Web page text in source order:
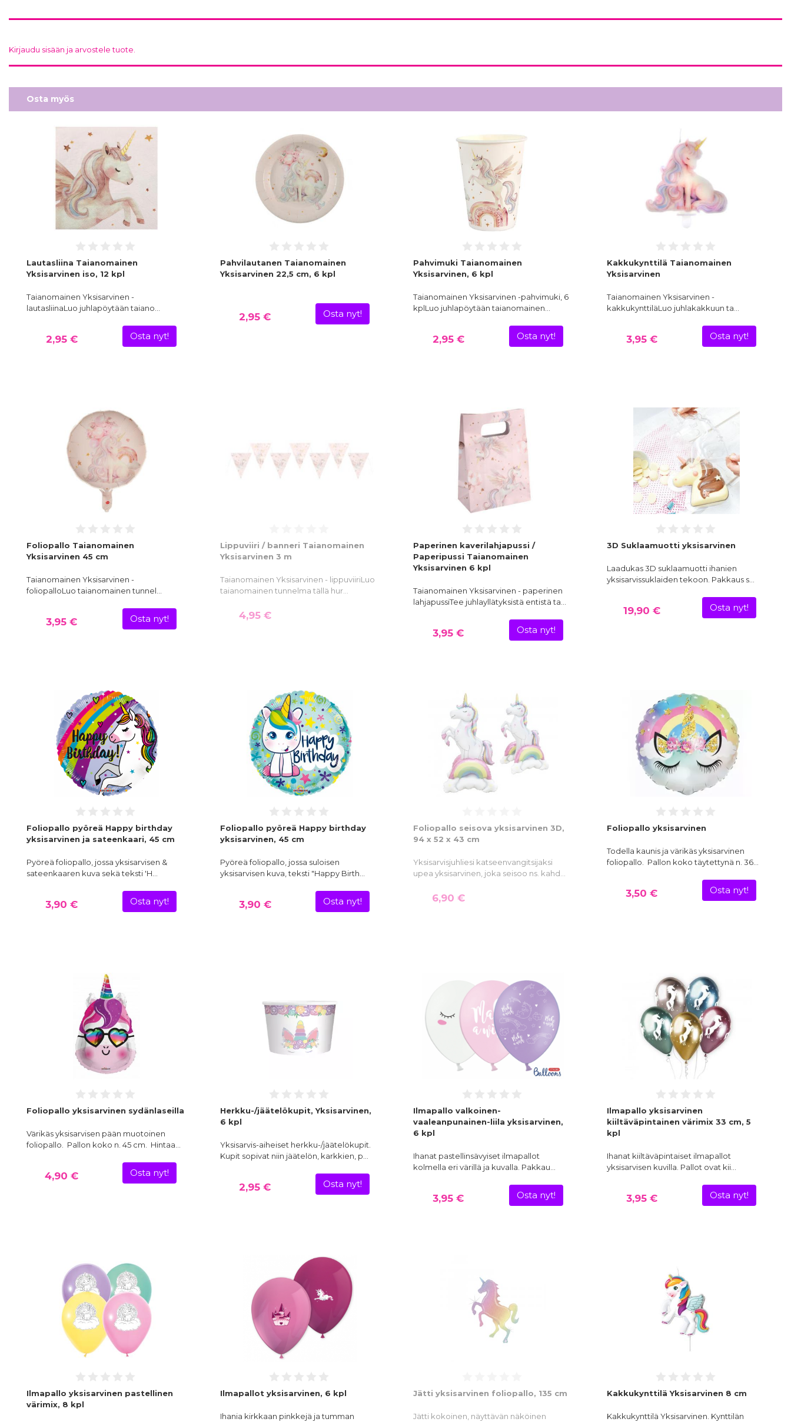
Kirjaudu sisään ja arvostele tuote.
Osta myös
Lautasliina Taianomainen
Yksisarvinen iso, 12 kpl
Taianomainen Yksisarvinen -
lautasliinaLuo juhlapöytään taiano…
2,95 € Osta nyt!
Pahvilautanen Taianomainen
Yksisarvinen 22,5 cm, 6 kpl
2,95 € Osta nyt!
Pahvimuki Taianomainen
Yksisarvinen, 6 kpl
Taianomainen Yksisarvinen -pahvimuki, 6
kplLuo juhlapöytään taianomainen…
2,95 € Osta nyt!
Kakkukynttilä Taianomainen
Yksisarvinen
Taianomainen Yksisarvinen -
kakkukynttiläLuo juhlakakkuun ta…
3,95 € Osta nyt!
Foliopallo Taianomainen
Yksisarvinen 45 cm
Taianomainen Yksisarvinen -
foliopalloLuo taianomainen tunnel…
3,95 € Osta nyt!
Lippuviiri / banneri Taianomainen
Yksisarvinen 3 m
Taianomainen Yksisarvinen - lippuviiriLuo
taianomainen tunnelma tällä hur…
4,95 €
Paperinen kaverilahjapussi /
Paperipussi Taianomainen
Yksisarvinen 6 kpl
Taianomainen Yksisarvinen - paperinen
lahjapussiTee juhlayllätyksistä entistä ta…
3,95 € Osta nyt!
3D Suklaamuotti yksisarvinen
Laadukas 3D suklaamuotti ihanien
yksisarvissuklaiden tekoon. Pakkaus s…
19,90 € Osta nyt!
Foliopallo pyöreä Happy birthday
yksisarvinen ja sateenkaari, 45 cm
Pyöreä foliopallo, jossa yksisarvisen &
sateenkaaren kuva sekä teksti 'H…
3,90 € Osta nyt!
Foliopallo pyöreä Happy birthday
yksisarvinen, 45 cm
Pyöreä foliopallo, jossa suloisen
yksisarvisen kuva, teksti "Happy Birth…
3,90 € Osta nyt!
Foliopallo seisova yksisarvinen 3D,
94 x 52 x 43 cm
Yksisarvisjuhliesi katseenvangitsijaksi
upea yksisarvinen, joka seisoo ns. kahd…
6,90 €
Foliopallo yksisarvinen
Todella kaunis ja värikäs yksisarvinen
foliopallo. Pallon koko täytettynä n. 36…
3,50 € Osta nyt!
Foliopallo yksisarvinen sydänlaseilla
Värikäs yksisarvisen pään muotoinen
foliopallo. Pallon koko n. 45 cm. Hintaa…
4,90 € Osta nyt!
Herkku-/jäätelökupit, Yksisarvinen,
6 kpl
Yksisarvis-aiheiset herkku-/jäätelökupit.
Kupit sopivat niin jäätelön, karkkien, p…
2,95 € Osta nyt!
Ilmapallo valkoinen-
vaaleanpunainen-liila yksisarvinen,
6 kpl
Ihanat pastellinsävyiset ilmapallot
kolmella eri värillä ja kuvalla. Pakkau…
3,95 € Osta nyt!
Ilmapallo yksisarvinen
kiiltäväpintainen värimix 33 cm, 5
kpl
Ihanat kiiltäväpintaiset ilmapallot
yksisarvisen kuvilla. Pallot ovat kii…
3,95 € Osta nyt!
Ilmapallo yksisarvinen pastellinen
värimix, 8 kpl
Ilmapallot yksisarvinen, 6 kpl
Ihania kirkkaan pinkkejä ja tumman
Jätti yksisarvinen foliopallo, 135 cm
Jätti kokoinen, näyttävän näköinen
Kakkukynttilä Yksisarvinen 8 cm
Kakkukynttilä Yksisarvinen. Kynttilän